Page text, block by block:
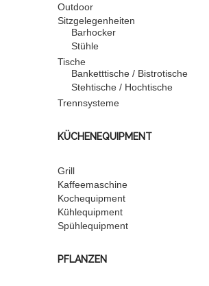
Outdoor
Sitzgelegenheiten
Barhocker
Stühle
Tische
Banketttische / Bistrotische
Stehtische / Hochtische
Trennsysteme
KÜCHENEQUIPMENT
Grill
Kaffeemaschine
Kochequipment
Kühlequipment
Spühlequipment
PFLANZEN